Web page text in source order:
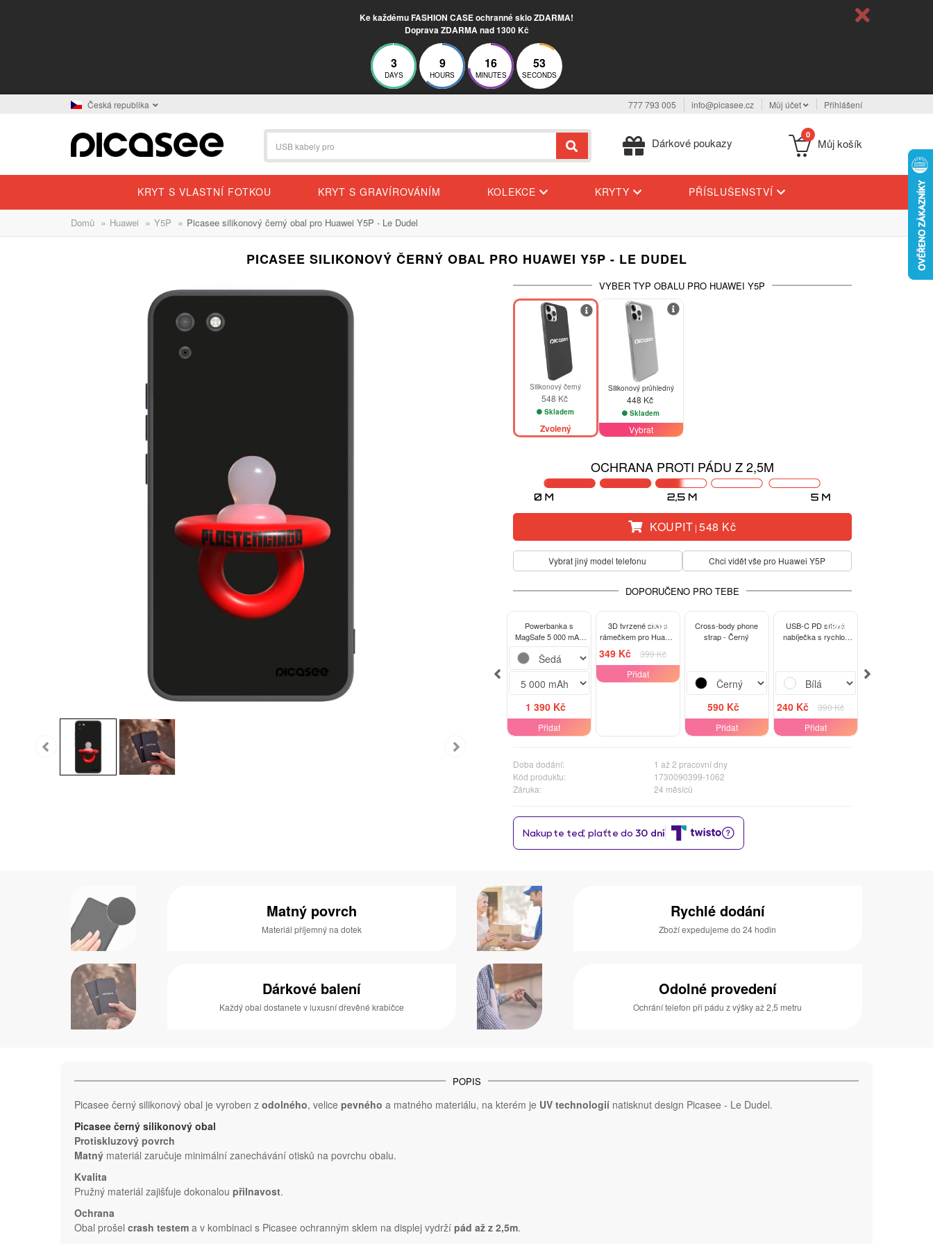
Ke každému FASHION CASE ochranné sklo ZDARMA!
Doprava ZDARMA nad 1300 Kč
3
DAYS
9
HOURS
16
MINUTES
53
SECONDS
Česká republika 777 793 005 info@picasee.cz Můj účet Přihlášení
Dárkové poukazy
0
Můj košík
KRYT S VLASTNÍ FOTKOU KRYT S GRAVÍROVÁNÍM KOLEKCE KRYTY PŘÍSLUŠENSTVÍ
Domů » Huawei » Y5P » Picasee silikonový černý obal pro Huawei Y5P - Le Dudel
PICASEE SILIKONOVÝ ČERNÝ OBAL PRO HUAWEI Y5P - LE DUDEL
VYBER TYP OBALU PRO HUAWEI Y5P
Silikonový černý
548 Kč
Skladem
Zvolený
Silikonový průhledný
448 Kč
Skladem
Vybrat
OCHRANA PROTI PÁDU Z 2,5M
KOUPIT |548 Kč
Vybrat jiný model telefonu Chci vidět vše pro Huawei Y5P
DOPORUČENO PRO TEBE
Powerbanka s
MagSafe 5 000 mAh
1 390 Kč
Přidat
-13%
3D tvrzené sklo s
rámečkem pro Huawei
Y5P - černé
349 Kč
399 Kč
Přidat
Cross-body phone
strap - Černý
590 Kč
Přidat
-38%
USB-C PD síťová
nabíječka s rychlo-
240 Kč
390 Kč
Přidat
Doba dodání:
1 až 2 pracovní dny
Kód produktu:
1730090399-1062
Záruka:
24 měsíců
Matný povrch
Materiál příjemný na dotek
Rychlé dodání
Zboží expedujeme do 24 hodin
Dárkové balení
Každý obal dostanete v luxusní dřevěné krabičce
Odolné provedení
Ochrání telefon při pádu z výšky až 2,5 metru
POPIS
Picasee černý silikonový obal je vyroben z odolného, velice pevného a matného materiálu, na kterém je UV technologií natisknut design Picasee - Le Dudel.
Picasee černý silikonový obal
Protiskluzový povrch
Matný materiál zaručuje minimální zanechávání otisků na povrchu obalu.
Kvalita
Pružný materiál zajišťuje dokonalou přilnavost.
Ochrana
Obal prošel crash testem a v kombinaci s Picasee ochranným sklem na displej vydrží pád až z 2,5m.